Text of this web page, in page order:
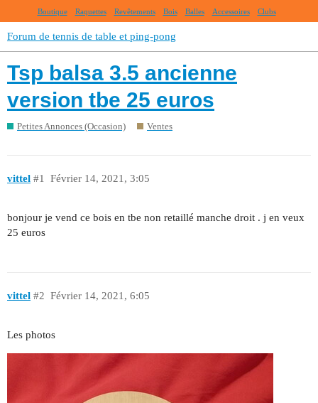
Boutique Raquettes Revêtements Bois Balles Accessoires Clubs
Forum de tennis de table et ping-pong
Tsp balsa 3.5 ancienne
version tbe 25 euros
Petites Annonces (Occasion) Ventes
vittel Février 14, 2021, 3:05
#1
bonjour je vend ce bois en tbe non retaillé manche droit . j en veux
25 euros
vittel Février 14, 2021, 6:05
#2
Les photos